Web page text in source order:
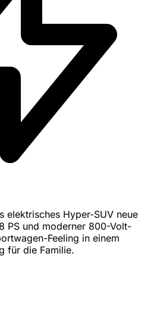
elektrisches Hyper-SUV neue
PS und moderner 800-Volt-
Feeling in einem
für die Familie.